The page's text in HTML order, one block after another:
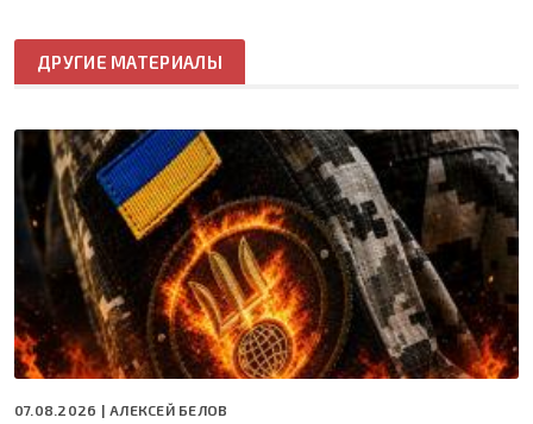
ДРУГИЕ МАТЕРИАЛЫ
07.08.2026 |АЛЕКСЕЙ БЕЛОВ